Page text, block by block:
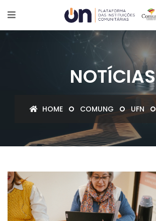
NOTÍCIAS
HOME COMUNG UFN